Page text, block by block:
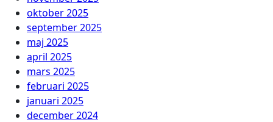
oktober 2025
september 2025
maj 2025
april 2025
mars 2025
februari 2025
januari 2025
december 2024